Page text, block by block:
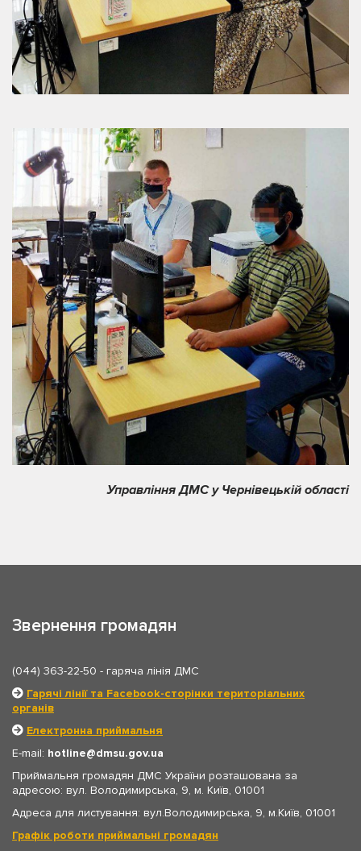
Управління ДМС у Чернівецькій області
Звернення громадян
(044) 363-22-50 - гаряча лінія ДМС
Гарячі лінії та Facebook-сторінки територіальних
органів
Електронна приймальня
E-mail: hotline
dmsu.gov.ua
Приймальня громадян ДМС України розташована за
адресою: вул. Володимирська, 9, м. Київ, 01001
Адреса для листування: вул.Володимирська, 9, м.Київ, 01001
Графік роботи приймальні громадян